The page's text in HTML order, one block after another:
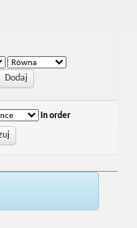
In order